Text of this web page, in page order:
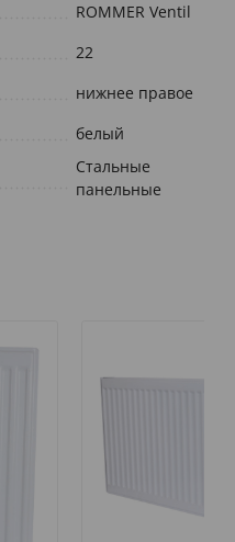
ROMMER Ventil
22
нижнее правое
белый
Стальные
панельные